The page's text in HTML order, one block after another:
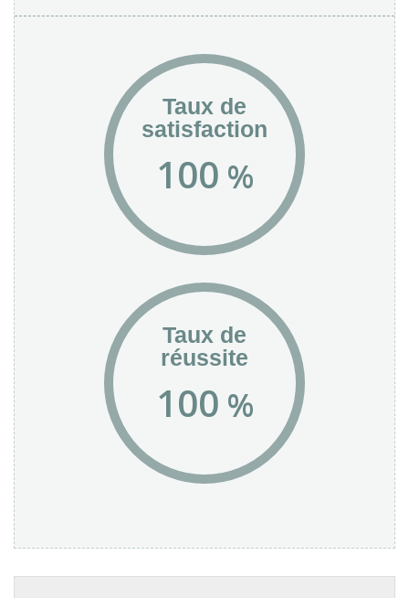
100 %
Taux de
satisfaction
100 %
Taux de
réussite